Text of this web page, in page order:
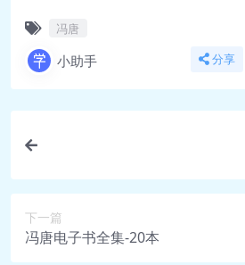
冯唐
小助手 分享
下一篇
冯唐电子书全集-20本